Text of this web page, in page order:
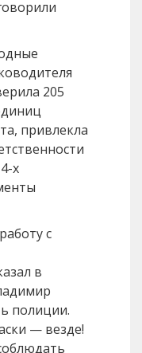
205
привлекла
х
с
в
полиции.
— везде!